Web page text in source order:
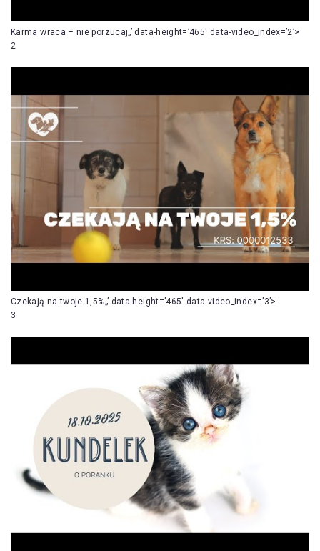
Karma wraca – nie porzucaj„’ data-height=’465′ data-video_index=’2’>
2
Czekają na twoje 1,5%„’ data-height=’465′ data-video_index=’3’>
3